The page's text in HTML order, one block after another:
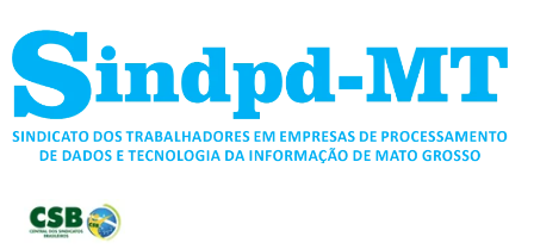
para
conteúdo